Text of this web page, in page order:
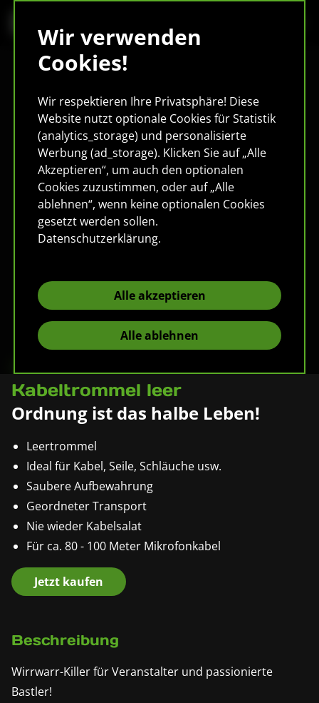
Wir verwenden
Cookies!
Wir respektieren Ihre Privatsphäre! Diese
Website nutzt optionale Cookies für Statistik
(analytics_storage) und personalisierte
Werbung (ad_storage). Klicken Sie auf „Alle
Akzeptieren“, um auch den optionalen
Cookies zuzustimmen, oder auf „Alle
ablehnen“, wenn keine optionalen Cookies
gesetzt werden sollen.
Datenschutzerklärung.
Alle akzeptieren
Alle ablehnen
Pronomic KT-100
Kabeltrommel leer
Ordnung ist das halbe Leben!
Leertrommel
Ideal für Kabel, Seile, Schläuche usw.
Saubere Aufbewahrung
Geordneter Transport
Nie wieder Kabelsalat
Für ca. 80 - 100 Meter Mikrofonkabel
Jetzt kaufen
Beschreibung
Wirrwarr-Killer für Veranstalter und passionierte
Bastler!